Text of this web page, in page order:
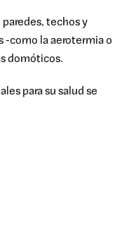
techos y
-como la aerotermia o
domóticos.
para su salud se